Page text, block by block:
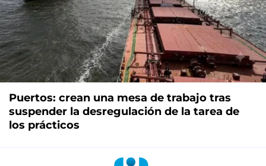
Puertos: crean una mesa de trabajo tras
suspender la desregulación de la tarea de
los prácticos